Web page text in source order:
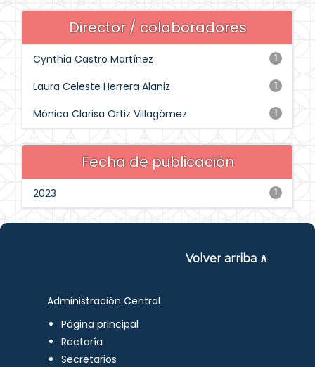
Director / colaboradores
1
Cynthia Castro Martínez
1
Laura Celeste Herrera Alaniz
1
Mónica Clarisa Ortiz Villagómez
Fecha de publicación
1
2023
Volver arriba ∧
Administración Central
Página principal
Rectoría
Secretarios